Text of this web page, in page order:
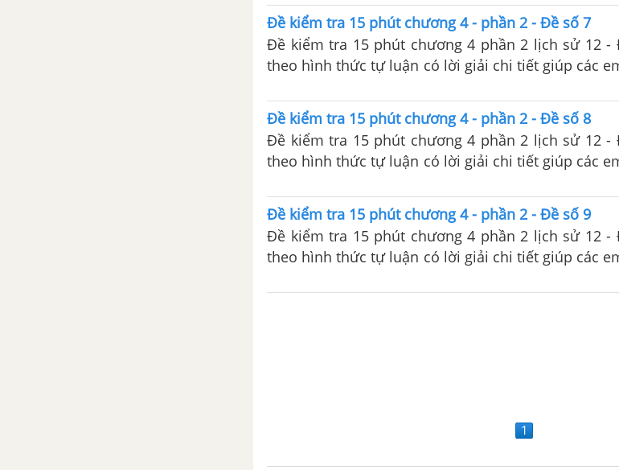
Đề kiểm tra 15 phút chương 4 - phần 2 - Đề số 7
Đề kiểm tra 15 phút chương 4 phần 2 lịch sử 12 -
theo hình thức tự luận có lời giải chi tiết giúp các
Đề kiểm tra 15 phút chương 4 - phần 2 - Đề số 8
Đề kiểm tra 15 phút chương 4 phần 2 lịch sử 12 -
theo hình thức tự luận có lời giải chi tiết giúp các
Đề kiểm tra 15 phút chương 4 - phần 2 - Đề số 9
Đề kiểm tra 15 phút chương 4 phần 2 lịch sử 12 -
theo hình thức tự luận có lời giải chi tiết giúp các
1